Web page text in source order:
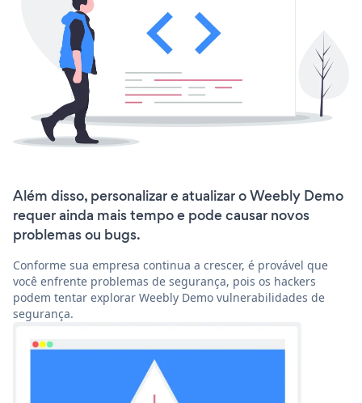
Além disso, personalizar e atualizar o Weebly Demo
requer ainda mais tempo e pode causar novos
problemas ou bugs.
Conforme sua empresa continua a crescer, é provável que
você enfrente problemas de segurança, pois os hackers
podem tentar explorar Weebly Demo vulnerabilidades de
segurança.